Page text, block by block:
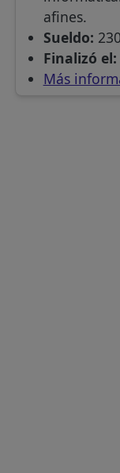
afines.
Sueldo:
Finalizó el:
Más